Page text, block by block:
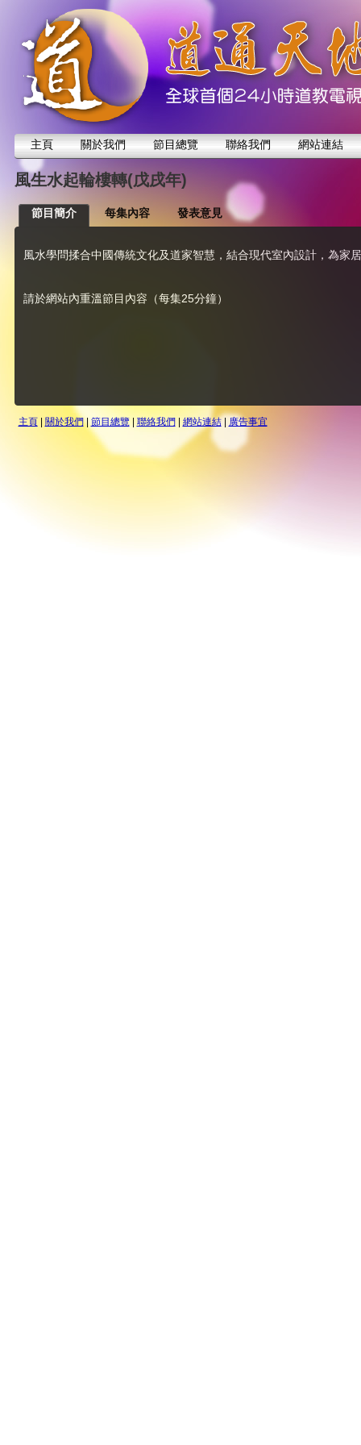
主頁 關於我們 節目總覽 聯絡我們 網站連結
風生水起輪樓轉(戊戌年)
節目簡介 每集內容 發表意見
風水學問揉合中國傳統文化及道家智慧，結合現代室內設計，為家
請於網站內重溫節目內容（每集25分鐘）
主頁| 關於我們| 節目總覽| 聯絡我們| 網站連結| 廣告事宜